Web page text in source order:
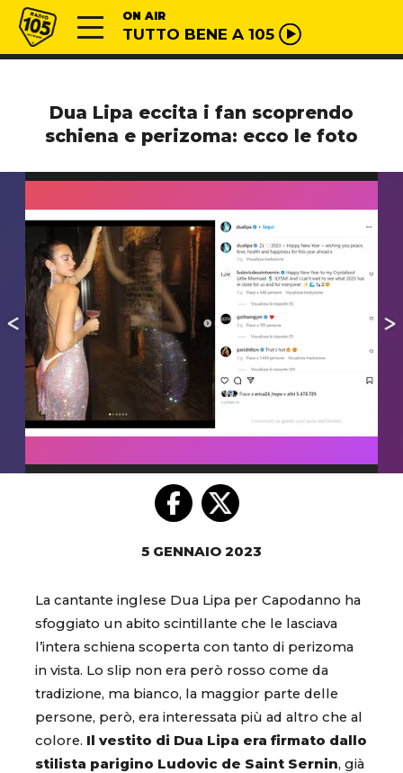
Vai al contenuto
Radio 105 ON AIR
TUTTO BENE A 105
Dua Lipa eccita i fan scoprendo
schiena e perizoma: ecco le foto
5 GENNAIO 2023
La cantante inglese Dua Lipa per Capodanno ha
sfoggiato un abito scintillante che le lasciava
l’intera schiena scoperta con tanto di perizoma
in vista. Lo slip non era però rosso come da
tradizione, ma bianco, la maggior parte delle
persone, però, era interessata più ad altro che al
colore. Il vestito di Dua Lipa era firmato dallo
stilista parigino Ludovic de Saint Sernin, già